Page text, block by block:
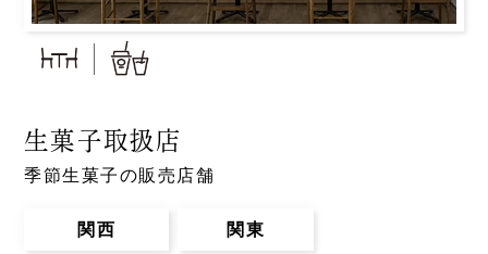
生菓子取扱店
季節生菓子の販売店舗
関西 関東